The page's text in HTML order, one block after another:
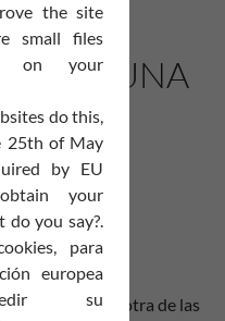
the site
small files
on your
do this,
25th of May
by EU
your
do you say?.
para
europea
su
LINUX
DE UNA
«normal», a otra de las